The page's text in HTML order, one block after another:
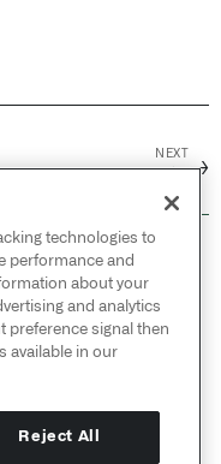
NEXT
→
All rights
Information
technologies to
performance and
about your
and analytics
preference signal then
available in our
Reject All